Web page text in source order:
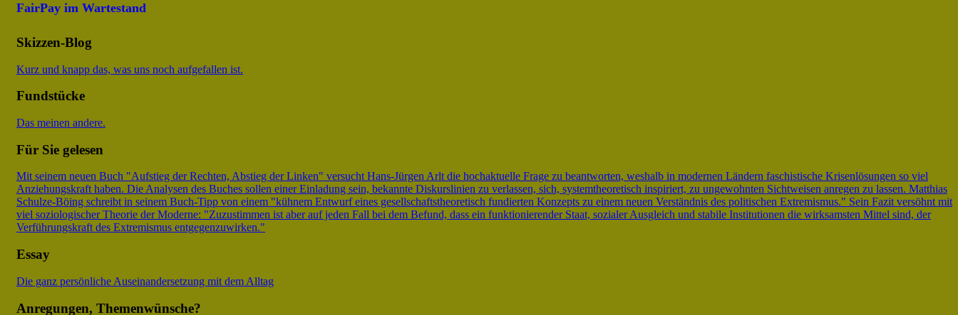
FairPay im Wartestand
Skizzen-Blog
Kurz und knapp das, was uns noch aufgefallen ist.
Fundstücke
Das meinen andere.
Für Sie gelesen
Mit seinem neuen Buch "Aufstieg der Rechten, Abstieg der Linken" versucht Hans-Jürgen Arlt die hochaktuelle Frage zu beantworten, weshalb in modernen Ländern faschistische Krisenlösungen so viel
Anziehungskraft haben. Die Analysen des Buches sollen einer Einladung sein, bekannte Diskurslinien zu verlassen, sich, systemtheoretisch inspiriert, zu ungewohnten Sichtweisen anregen zu lassen. Matthias
Schulze-Böing schreibt in seinem Buch-Tipp von einem "kühnem Entwurf eines gesellschaftstheoretisch fundierten Konzepts zu einem neuen Verständnis des politischen Extremismus." Sein Fazit versöhnt mit
viel soziologischer Theorie der Moderne: "Zuzustimmen ist aber auf jeden Fall bei dem Befund, dass ein funktionierender Staat, sozialer Ausgleich und stabile Institutionen die wirksamsten Mittel sind, der
Verführungskraft des Extremismus entgegenzuwirken."
Essay
Die ganz persönliche Auseinandersetzung mit dem Alltag
Anregungen, Themenwünsche?
helfen
Besitzern zu
Besucher mit
Webseiten
interagieren,
indem
anonym
und gemeldet
Präferenzen
Präferenz-
ermöglichen
Webseite sich
Informationen